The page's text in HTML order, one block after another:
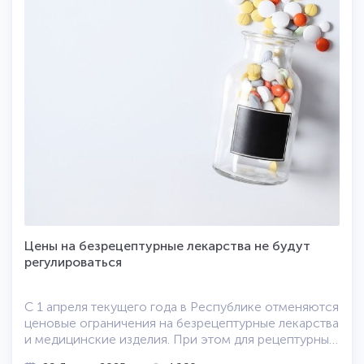
Цены на безрецептурные лекарства не будут
регулироваться
С 1 апреля текущего года в Республике отменяются
ценовые ограничения на безрецептурные лекарства
и медицинские изделия. При этом для рецептурных